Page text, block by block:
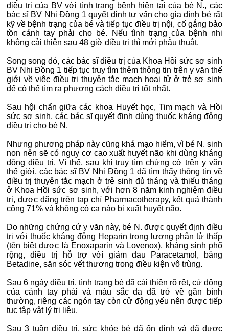
điều trị của BV với tình trạng bệnh hiện tại của bé N., các
bác sĩ BV Nhi Đồng 1 quyết định tư vấn cho gia đình bé rất
kỹ về bệnh trạng của bé và tiếp tục điều trị nội, cố gắng bảo
tồn cánh tay phải cho bé. Nếu tình trạng của bệnh nhi
không cải thiện sau 48 giờ điều trị thì mới phẫu thuật.
Song song đó, các bác sĩ điều trị của Khoa Hồi sức sơ sinh
BV Nhi Đồng 1 tiếp tục truy tìm thêm thông tin trên y văn thế
giới về việc điều trị thuyên tắc mạch hoại tử ở trẻ sơ sinh
để có thể tìm ra phương cách điều trị tốt nhất.
Sau hội chẩn giữa các khoa Huyết học, Tim mạch và Hồi
sức sơ sinh, các bác sĩ quyết định dùng thuốc kháng đông
điều trị cho bé N.
Nhưng phương pháp này cũng khá mạo hiểm, vì bé N. sinh
non nên sẽ có nguy cơ cao xuất huyết não khi dùng kháng
đông điều trị. Vì thế, sau khi truy tìm chứng cớ trên y văn
thế giới, các bác sĩ BV Nhi Đồng 1 đã tìm thấy thông tin về
điều trị thuyên tắc mạch ở trẻ sinh đủ tháng và thiếu tháng
ở Khoa Hồi sức sơ sinh, với hơn 8 năm kinh nghiệm điều
trị, được đăng trên tạp chí Pharmacotherapy, kết quả thành
công 71% và không có ca nào bị xuất huyết não.
Do những chứng cứ y văn này, bé N. được quyết định điều
trị với thuốc kháng đông Heparin trọng lượng phân tử thấp
(tên biệt dược là Enoxaparin và Lovenox), kháng sinh phổ
rộng, điều trị hỗ trợ với giảm đau Paracetamol, băng
Betadine, săn sóc vết thương trong điều kiện vô trùng.
Sau 6 ngày điều trị, tình trạng bé đã cải thiện rõ rệt, cử động
của cánh tay phải và màu sắc da đã trở về gần bình
thường, riêng các ngón tay còn cử động yếu nên được tiếp
tục tập vật lý trị liệu.
Sau 3 tuần điều trị, sức khỏe bé đã ổn định và đã được